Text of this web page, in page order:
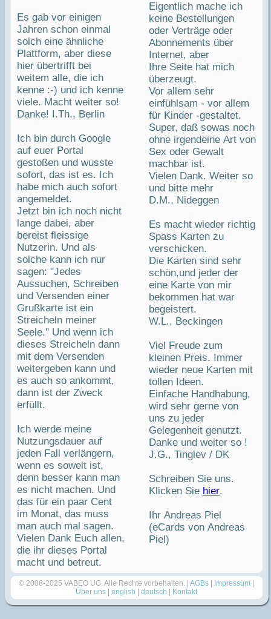
Es gab vor einigen
Jahren schon einmal
solch eine ähnliche
Plattform, aber diese
hier übertrifft bei
weitem alle, die ich
kenne :-) und ich kenne
viele. Macht weiter so!
Danke! I.Th., Berlin
Ich bin durch Google
auf euer Portal
gestoßen und wusste
sofort, das ist es. Ich
habe mich auch sofort
angemeldet.
Jetzt bin ich noch nicht
lange dabei, aber
bereist fleissige
Nutzerin. Und als
solche kann ich nur
sagen: "Jedes
Aussuchen, Schreiben
und Versenden einer
Grußkarte ist ein
Streicheln meiner
Seele." Und wenn ich
dieses Streicheln dann
mit dem Versenden
weitergeben kann und
es auch so ankommt,
dann ist der Zweck
erfüllt.
Ich werde meine
Nutzungsdauer auf
jeden Fall verlängern,
wenn es soweit ist,
denn besser kann man
es nicht machen. Und
das für ein paar Cent
im Monat, das muss
man auch mal sagen.
Vielen Dank Euch allen,
die ihr dieses Portal
macht und betreut.
Eigentlich mache ich
keine Bestellungen
oder Verträge oder
Abonnements über
Internet, aber
Ihre Seite hat mich
überzeugt.
Vor allem sehr
einfühlsam - vor allem
für Kinder -gestaltet.
Super, daß sowas noch
ohne irgendeine Art von
Sex oder Gewalt
machbar ist.
Vielen Dank. Weiter so
und bitte mehr
D.M., Nideggen
Es macht wieder richtig
Spass Karten zu
verschicken.
Die Karten sind sehr
schön,und jeder der
eine Karte von mir
bekommen hat war
begeistert.
W.L., Beckingen
Viel Freude zum
kleinen Preis. Immer
wieder neue Karten mit
tollen Ideen.
Einfache Handhabung,
wird sehr gerne von
uns zu jeder
Gelegenheit genutzt.
Danke und weiter so !
J.G., Tinglev / DK
Schreiben Sie uns.
Klicken Sie hier.
Ihr Andreas Piel
(eCards von Andreas
Piel)
© 2008-2025 VABEO UG. Alle Rechte vorbehalten. |AGBs Impressum
Über uns |english |deutsch Kontakt